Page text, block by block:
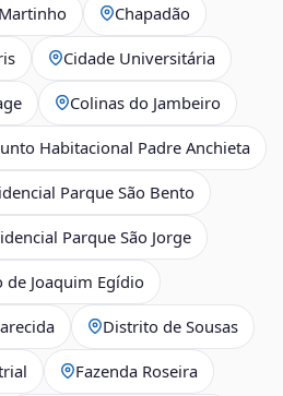
Chapadão
Cidade Universitária
Colinas do Jambeiro
Habitacional Padre Anchieta
Parque São Bento
Parque São Jorge
de Joaquim Egídio
Distrito de Sousas
Fazenda Roseira